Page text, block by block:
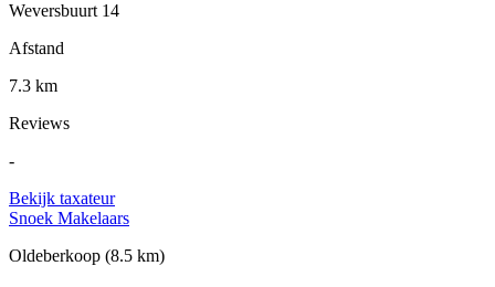
Weversbuurt 14
Afstand
7.3 km
Reviews
-
Bekijk taxateur
Snoek Makelaars
Oldeberkoop (8.5 km)